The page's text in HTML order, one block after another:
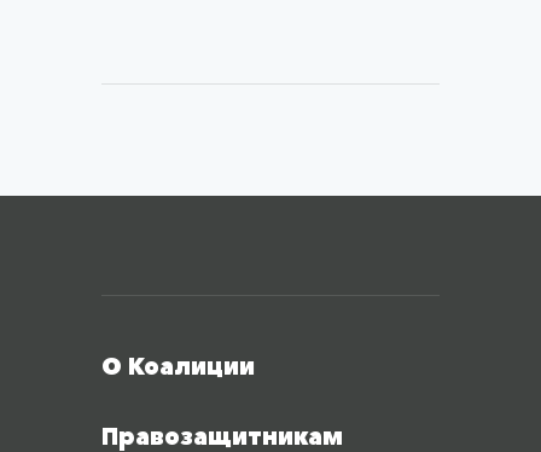
О Коалиции
Правозащитникам